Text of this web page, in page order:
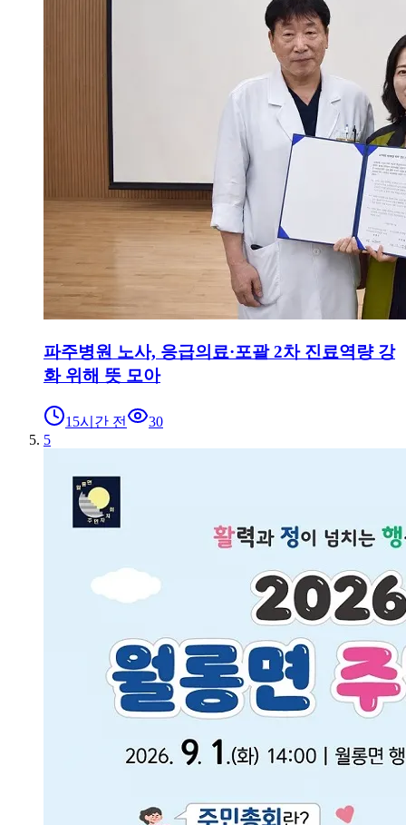
파주병원 노사, 응급의료·포괄 2차 진료역량 강
화 위해 뜻 모아
15시간 전
30
5